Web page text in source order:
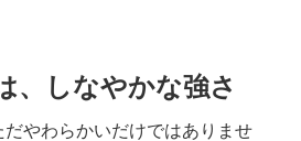
、しなやかな強さ
やわらかいだけではありませ